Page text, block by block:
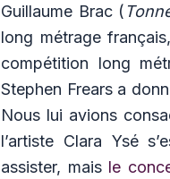
Guillaume Brac (
long métrage
compétition long
Stephen Frears a
Nous lui avions
l’artiste Clara Ysé
assister, mais le